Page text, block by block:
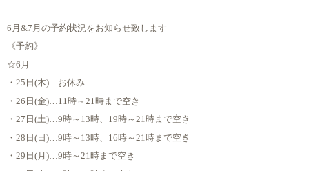
6月&7月の予約状況をお知らせ致します
《予約》
☆6月
・25日(木)…お休み
・26日(金)…11時～21時まで空き
・27日(土)…9時～13時、19時～21時まで空き
・28日(日)…9時～13時、16時～21時まで空き
・29日(月)…9時～21時まで空き